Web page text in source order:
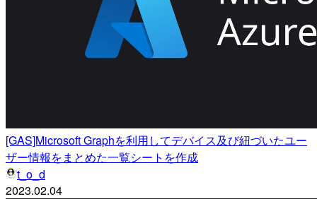
[GAS]Microsoft Graphを利用してデバイス及び紐づいたユー
ザー情報をまとめた一覧シートを作成
t_o_d
2023.02.04